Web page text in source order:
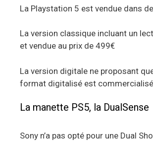
La Playstation 5 est vendue dans
La version classique incluant un
et vendue au prix de 499€
La version digitale ne proposant
format digitalisé est
La manette PS5, la DualSense
Sony n’a pas opté pour une Dual